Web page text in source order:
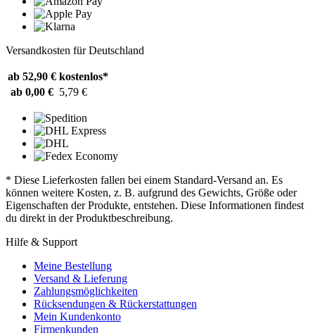
Versandkosten für Deutschland
ab 52,90 € kostenlos*
ab 0,00 € 5,79 €
* Diese Lieferkosten fallen bei einem Standard-Versand an. Es
können weitere Kosten, z. B. aufgrund des Gewichts, Größe oder
Eigenschaften der Produkte, entstehen. Diese Informationen findest
du direkt in der Produktbeschreibung.
Hilfe & Support
Meine Bestellung
Versand & Lieferung
Zahlungsmöglichkeiten
Rücksendungen & Rückerstattungen
Mein Kundenkonto
Firmenkunden